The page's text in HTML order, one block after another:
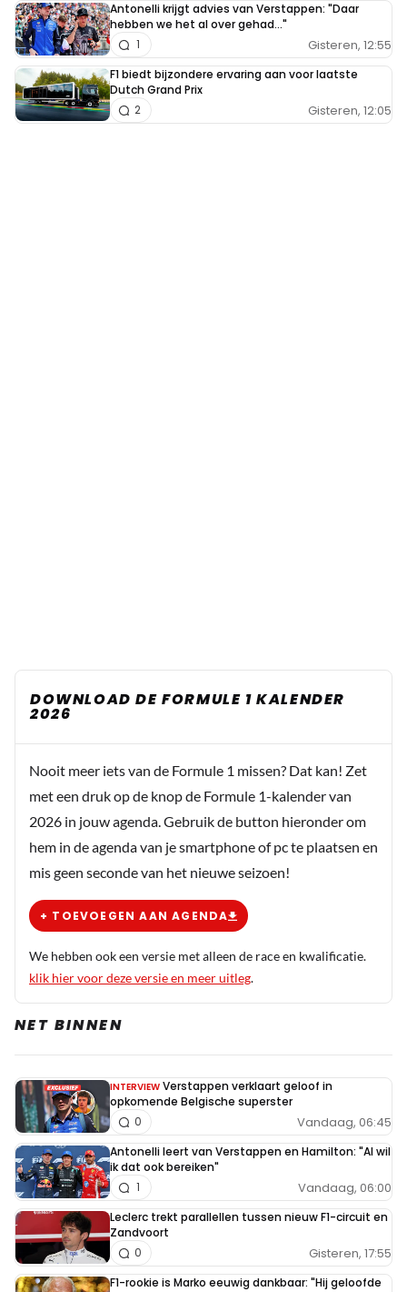
Antonelli krijgt advies van Verstappen: "Daar
hebben we het al over gehad..."
Gisteren, 12:55
1
F1 biedt bijzondere ervaring aan voor laatste
Dutch Grand Prix
Gisteren, 12:05
2
DOWNLOAD DE FORMULE 1 KALENDER
2026
Nooit meer iets van de Formule 1 missen? Dat kan! Zet
met een druk op de knop de Formule 1-kalender van
2026 in jouw agenda. Gebruik de button hieronder om
hem in de agenda van je smartphone of pc te plaatsen en
mis geen seconde van het nieuwe seizoen!
+ TOEVOEGEN AAN AGENDA
We hebben ook een versie met alleen de race en kwalificatie.
klik hier voor deze versie en meer uitleg.
NET BINNEN
INTERVIEW Verstappen verklaart geloof in
opkomende Belgische superster
Vandaag, 06:45
0
Antonelli leert van Verstappen en Hamilton: "Al wil
ik dat ook bereiken"
Vandaag, 06:00
1
Leclerc trekt parallellen tussen nieuw F1-circuit en
Zandvoort
Gisteren, 17:55
0
F1-rookie is Marko eeuwig dankbaar: "Hij geloofde